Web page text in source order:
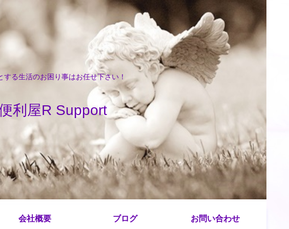
る生活のお困り事はお任せ下さい！
利屋R Support
会社概要 ブログ お問い合わせ